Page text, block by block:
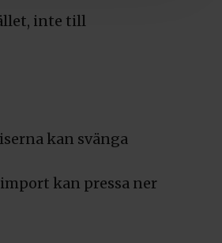
inte till
kan svänga
kan pressa ner